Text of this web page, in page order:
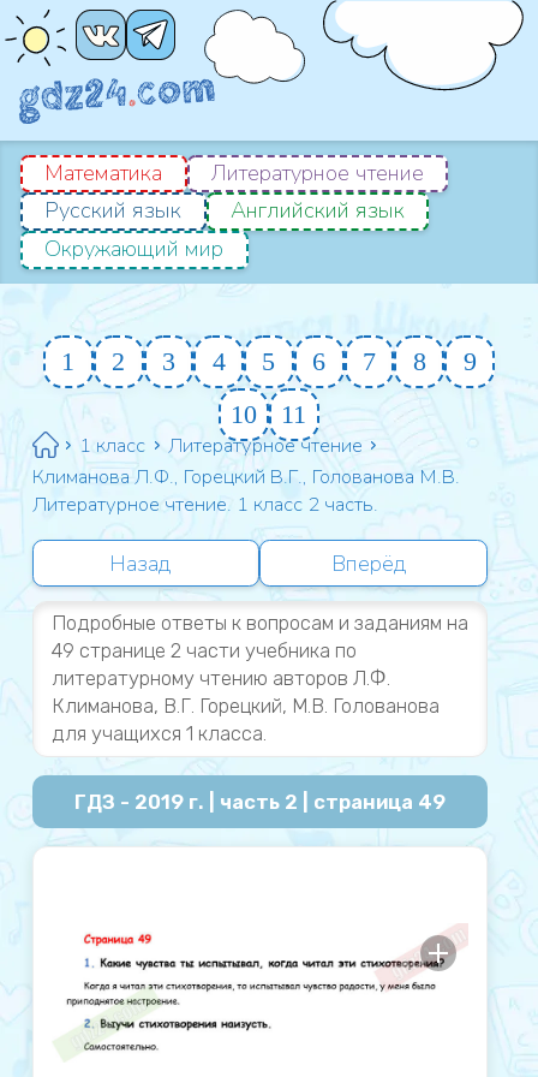
Математика
Литературное чтение
Русский язык
Английский язык
Окружающий мир
1 2 3 4 5 6 7 8
9
10
11
1 класс
Литературное чтение
Климанова Л.Ф., Горецкий В.Г., Голованова М.В.
Литературное чтение. 1 класс 2 часть.
Назад Вперёд
Подробные ответы к вопросам и заданиям на
49 странице 2 части учебника по
литературному чтению авторов Л.Ф.
Климанова, В.Г. Горецкий, М.В. Голованова
для учащихся 1 класса.
ГДЗ - 2019 г. | часть 2 | страница 49